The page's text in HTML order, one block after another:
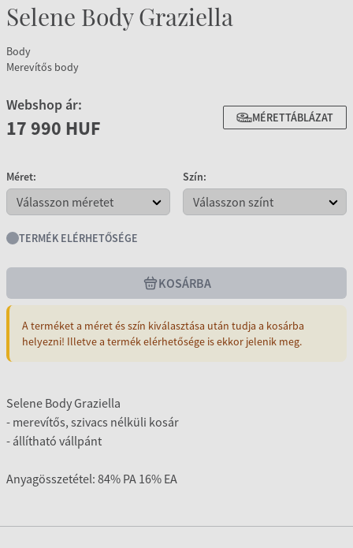
Selene Body Graziella
Body
Merevítős body
Webshop ár:
17 990 HUF MÉRETTÁBLÁZAT
Méret: Szín:
TERMÉK ELÉRHETŐSÉGE
KOSÁRBA
A terméket a méret és szín kiválasztása után tudja a kosárba
helyezni! Illetve a termék elérhetősége is ekkor jelenik meg.
Selene Body Graziella
- merevítős, szivacs nélküli kosár
- állítható vállpánt
Anyagösszetétel: 84% PA 16% EA